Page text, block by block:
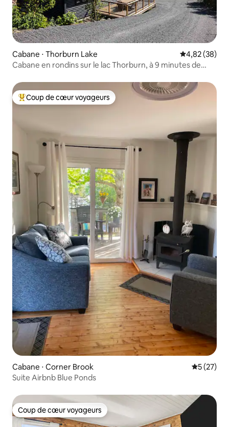
Cabane ⋅ Thorburn Lake Évaluation
4,82 (38)
Cabane en rondins sur le lac Thorburn, à 9 minutes de
Coups de cœur voyageurs les plus appréciés
Coup de cœur voyageurs
Cabane ⋅ Corner Brook
5 (27)
Suite Airbnb Blue Ponds
Coup de cœur voyageurs
Coup de cœur voyageurs